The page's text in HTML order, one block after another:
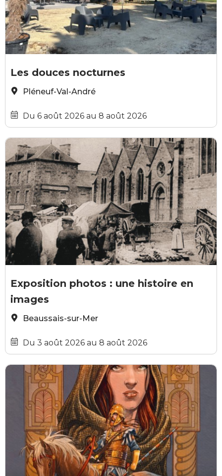
Les douces nocturnes
Pléneuf-Val-André
Du 6 août 2026 au 8 août 2026
Exposition photos : une histoire en
images
Beaussais-sur-Mer
Du 3 août 2026 au 8 août 2026